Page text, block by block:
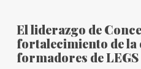
El liderazgo de
fortalecimiento de la
formadores de LEGS